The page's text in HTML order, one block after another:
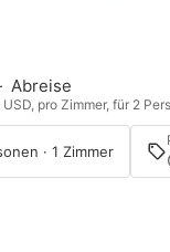
Abreise
pro Zimmer, für 2
· 1 Zimmer